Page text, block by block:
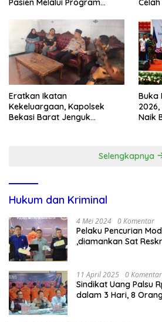
Pasien Melalui Program
Eratkan Ikatan
Kekeluargaan, Kapolsek
Bekasi Barat Jenguk
Buka
Naik
Selengkapnya
Hukum dan Kriminal
4 Mei 2024 0 Komentar
Pelaku Pencurian
,diamankan Sat
11 April 2025 0 Komentar
Sindikat Uang Palsu
dalam 3 Hari, 8